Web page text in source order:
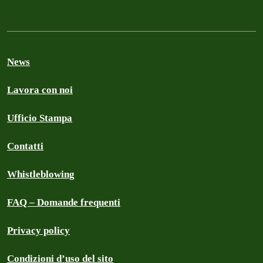
News
Lavora con noi
Ufficio Stampa
Contatti
Whistleblowing
FAQ – Domande frequenti
Privacy policy
Condizioni d’uso del sito